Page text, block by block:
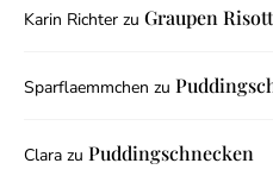
Karin Richter zu Graupen
Sparflaemmchen zu
Clara zu Puddingschnecken